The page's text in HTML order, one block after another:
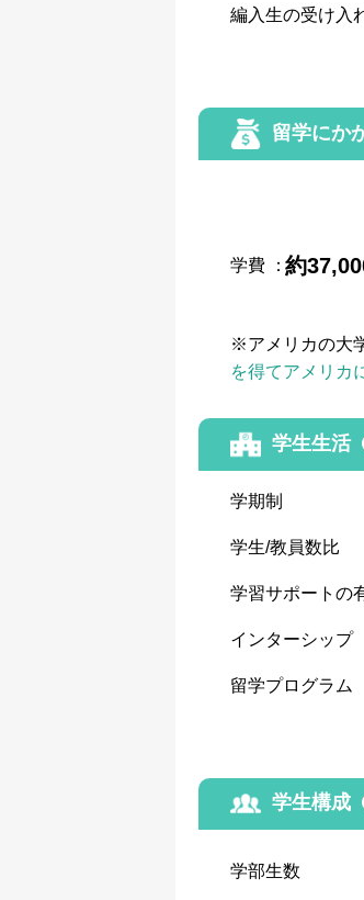
編入生の受け入
留学にか
学費 ：約
※アメリカの大
を得てアメリカ
学生生活
学期制
学生/教員数比
学習サポートの
インターシップ
留学プログラム
学生構成
学部生数